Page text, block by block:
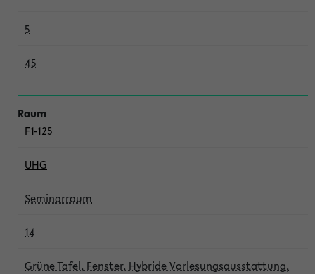
5
45
F1-125
UHG
Seminarraum
14
Grüne Tafel, Fenster, Hybride Vorlesungsausstattung,